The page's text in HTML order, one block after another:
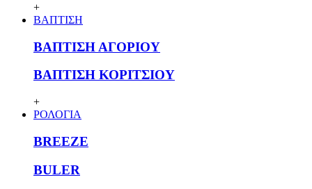
+
ΒΑΠΤΙΣΗ
ΒΑΠΤΙΣΗ ΑΓΟΡΙΟΥ
ΒΑΠΤΙΣΗ ΚΟΡΙΤΣΙΟΥ
+
ΡΟΛΟΓΙΑ
BREEZE
BULER